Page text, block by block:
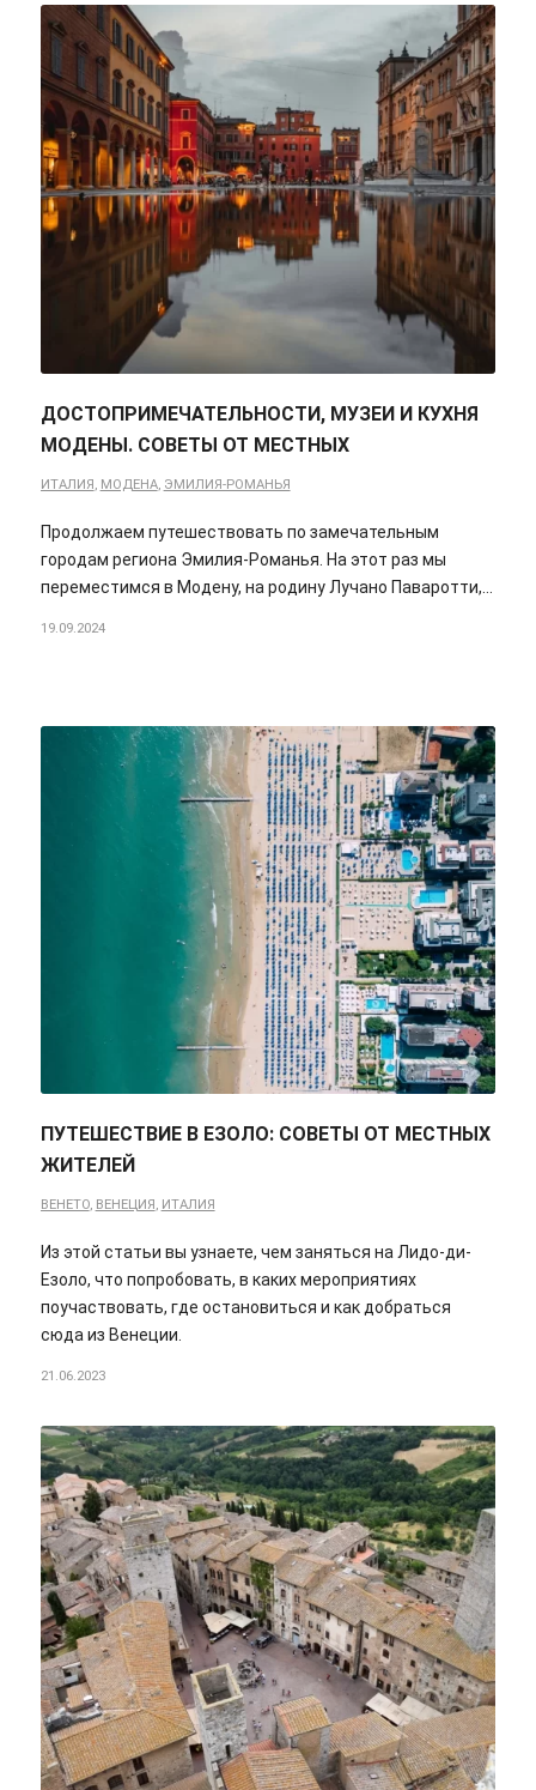
ДОСТОПРИМЕЧАТЕЛЬНОСТИ, МУЗЕИ И КУХНЯ
МОДЕНЫ. СОВЕТЫ ОТ МЕСТНЫХ
ИТАЛИЯ, МОДЕНА, ЭМИЛИЯ-РОМАНЬЯ
Продолжаем путешествовать по замечательным
городам региона Эмилия-Романья. На этот раз мы
переместимся в Модену, на родину Лучано Паваротти,…
19.09.2024
ПУТЕШЕСТВИЕ В ЕЗОЛО: СОВЕТЫ ОТ МЕСТНЫХ
ЖИТЕЛЕЙ
ВЕНЕТО, ВЕНЕЦИЯ , ИТАЛИЯ
Из этой статьи вы узнаете, чем заняться на Лидо-ди-
Езоло, что попробовать, в каких мероприятиях
поучаствовать, где остановиться и как добраться
сюда из Венеции.
21.06.2023